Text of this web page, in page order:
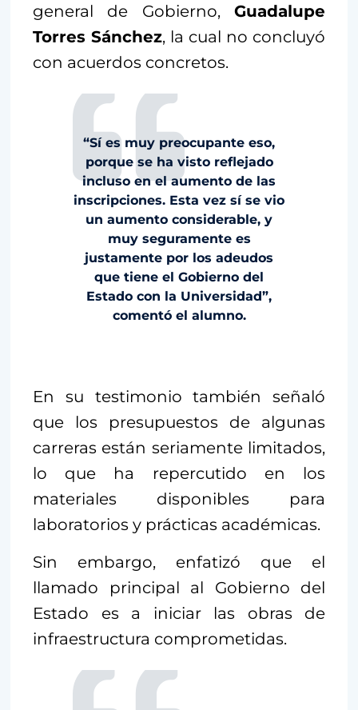
general de Gobierno, Guadalupe
Torres Sánchez, la cual no concluyó
con acuerdos concretos.
“Sí es muy preocupante eso,
porque se ha visto reflejado
incluso en el aumento de las
inscripciones. Esta vez sí se vio
un aumento considerable, y
muy seguramente es
justamente por los adeudos
que tiene el Gobierno del
Estado con la Universidad”,
comentó el alumno.
En su testimonio también señaló
que los presupuestos de algunas
carreras están seriamente limitados,
lo que ha repercutido en los
materiales disponibles para
laboratorios y prácticas académicas.
Sin embargo, enfatizó que el
llamado principal al Gobierno del
Estado es a iniciar las obras de
infraestructura comprometidas.